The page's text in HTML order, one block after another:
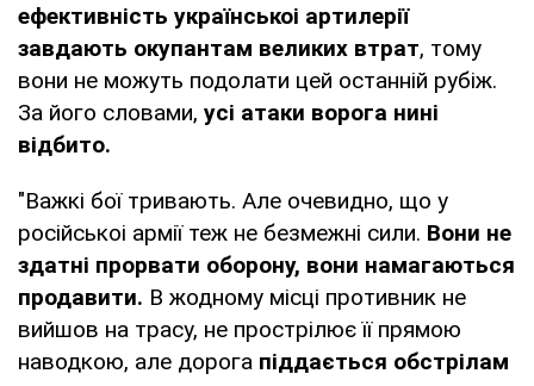
ефективність українськоі артилерії
завдають окупантам великих втрат, тому
вони не можуть подолати цей останній рубіж.
За його словами, усі атаки ворога нині
відбито.
"Важкі бої тривають. Але очевидно, що у
російськоі армії теж не безмежні сили. Вони не
здатні прорвати оборону, вони намагаються
продавити. В жодному місці противник не
вийшов на трасу, не прострілює її прямою
наводкою, але дорога піддається обстрілам